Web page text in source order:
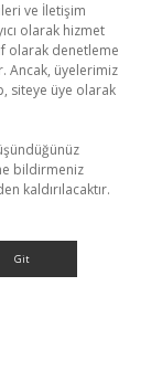
ve İletişim
olarak hizmet
olarak denetleme
Ancak, üyelerimiz
siteye üye olarak
bildirmeniz
kaldırılacaktır.